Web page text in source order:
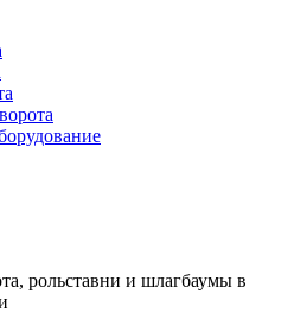
рольставни и шлагбаумы в